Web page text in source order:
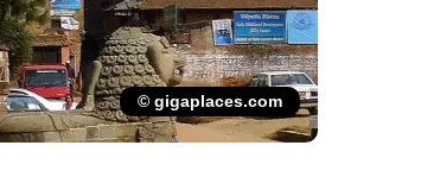
© gigaplaces.com